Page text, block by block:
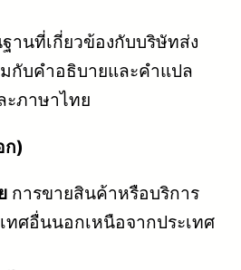
านที่เกี่ยวข้องกับบริษัทส่ง
กับคำอธิบายและคำแปล
ะภาษาไทย
ก)
การขายสินค้าหรือบริการ
ทศอื่นนอกเหนือจากประเทศ